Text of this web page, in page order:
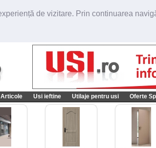
de vizitare. Prin continuarea
Articole Usi ieftine Utilaje pentru usi Oferte